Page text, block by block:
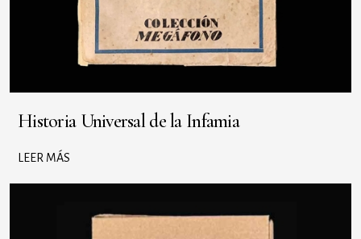
Historia Universal de la Infamia
LEER MÁS